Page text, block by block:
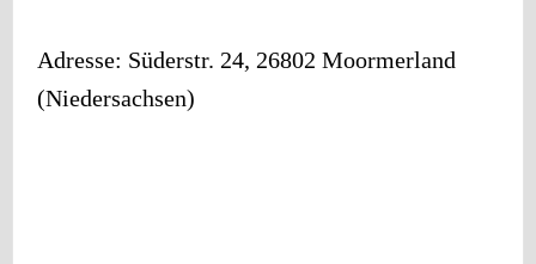
Adresse: Süderstr. 24, 26802 Moormerland
(Niedersachsen)